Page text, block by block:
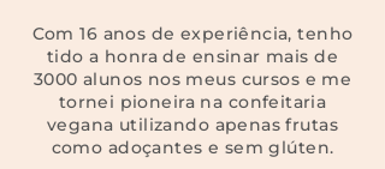
Com 16 anos de experiência, tenho
tido a honra de ensinar mais de
3000 alunos nos meus cursos e me
tornei pioneira na confeitaria
vegana utilizando apenas frutas
como adoçantes e sem glúten.